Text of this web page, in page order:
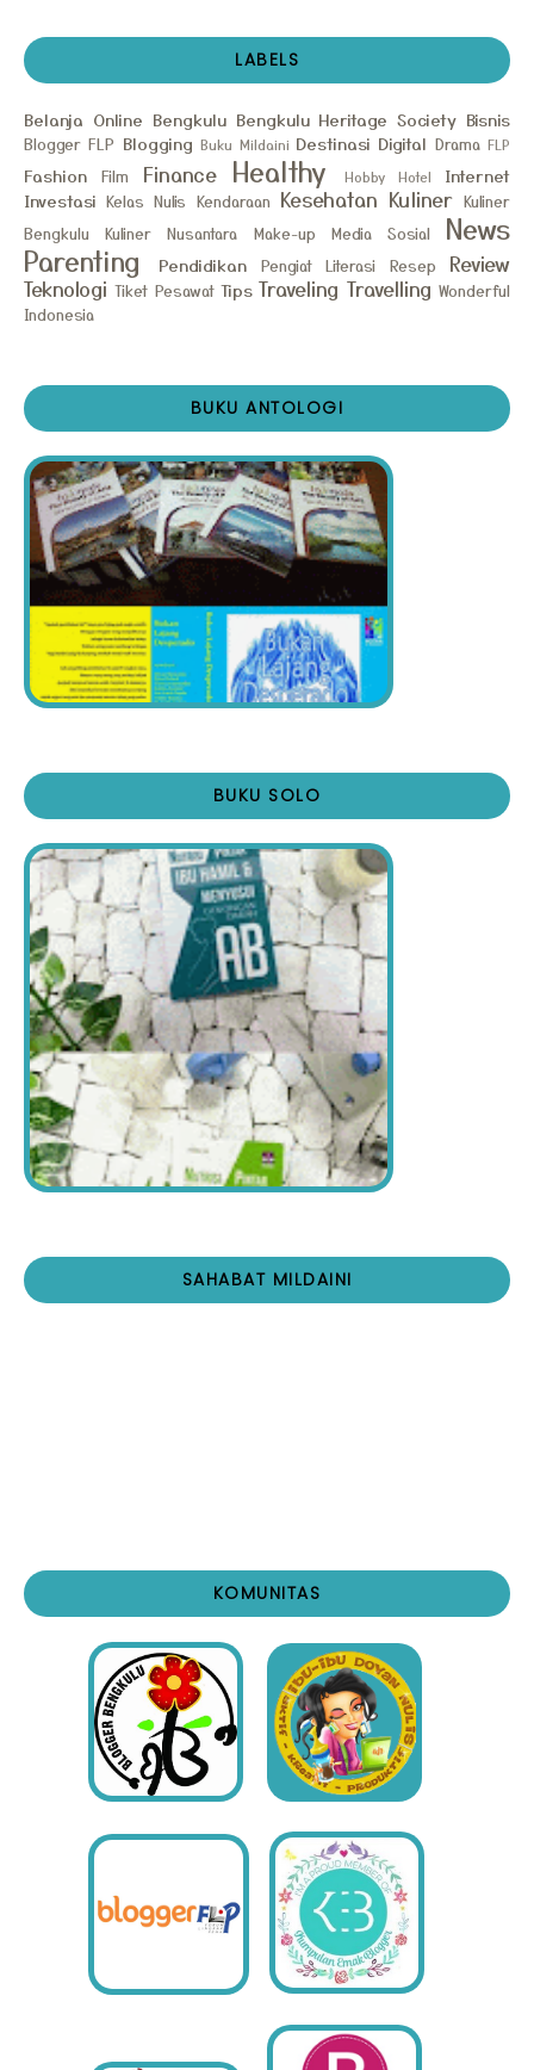
LABELS
Belanja Online Bengkulu Bengkulu Heritage Society Bisnis
Blogger FLP Blogging Buku Mildaini Destinasi Digital Drama FLP
Fashion Film Finance Healthy Hobby Hotel
Internet
Investasi Kelas Nulis Kendaraan Kesehatan Kuliner Kuliner
Bengkulu
Kuliner Nusantara Make-up Media Sosial
News
Parenting
Pendidikan Pengiat Literasi Resep
Review
Teknologi Tiket Pesawat Tips Traveling Travelling Wonderful
Indonesia
BUKU ANTOLOGI
BUKU SOLO
SAHABAT MILDAINI
KOMUNITAS